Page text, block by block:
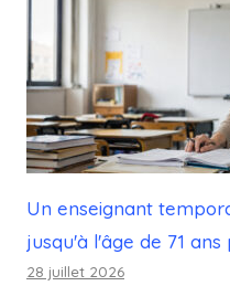
Un enseignant
jusqu'à l'âge de 71
28 juillet 2026